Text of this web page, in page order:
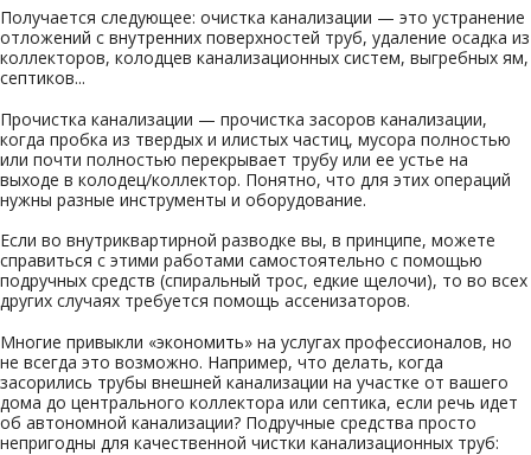
Получается следующее: очистка канализации — это устранение
отложений с внутренних поверхностей труб, удаление осадка из
коллекторов, колодцев канализационных систем, выгребных ям,
септиков...
Прочистка канализации — прочистка засоров канализации,
когда пробка из твердых и илистых частиц, мусора полностью
или почти полностью перекрывает трубу или ее устье на
выходе в колодец/коллектор. Понятно, что для этих операций
нужны разные инструменты и оборудование.
Если во внутриквартирной разводке вы, в принципе, можете
справиться с этими работами самостоятельно с помощью
подручных средств (спиральный трос, едкие щелочи), то во всех
других случаях требуется помощь ассенизаторов.
Многие привыкли «экономить» на услугах профессионалов, но
не всегда это возможно. Например, что делать, когда
засорились трубы внешней канализации на участке от вашего
дома до центрального коллектора или септика, если речь идет
об автономной канализации? Подручные средства просто
непригодны для качественной чистки канализационных труб: